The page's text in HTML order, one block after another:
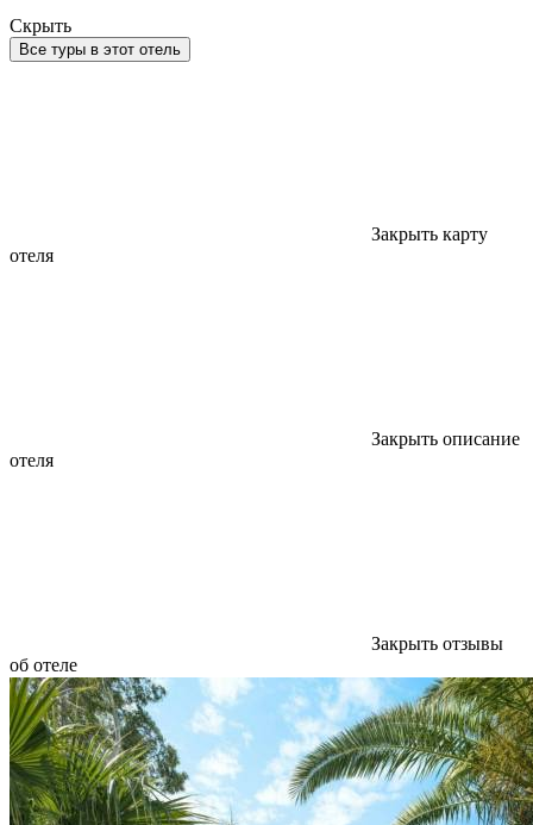
Скрыть
Все туры в этот отель
Закрыть карту
отеля
Закрыть описание
отеля
Закрыть отзывы
об отеле